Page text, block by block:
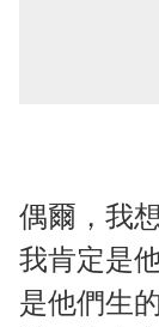
偶爾，我
我肯定是
是他們生的